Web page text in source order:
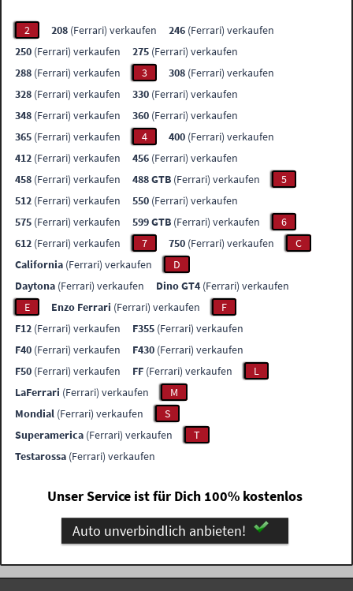
2 208 (Ferrari) verkaufen 246 (Ferrari) verkaufen
250 (Ferrari) verkaufen 275 (Ferrari) verkaufen
288 (Ferrari) verkaufen 3 308 (Ferrari) verkaufen
328 (Ferrari) verkaufen 330 (Ferrari) verkaufen
348 (Ferrari) verkaufen 360 (Ferrari) verkaufen
365 (Ferrari) verkaufen 4 400 (Ferrari) verkaufen
412 (Ferrari) verkaufen 456 (Ferrari) verkaufen
458 (Ferrari) verkaufen 488 GTB (Ferrari) verkaufen
5
512 (Ferrari) verkaufen 550 (Ferrari) verkaufen
575 (Ferrari) verkaufen 599 GTB (Ferrari) verkaufen
6
612 (Ferrari) verkaufen 7 750 (Ferrari) verkaufen
C
California (Ferrari) verkaufen
D
Daytona (Ferrari) verkaufen Dino GT4 (Ferrari) verkaufen
E
Enzo Ferrari (Ferrari) verkaufen
F
F12 (Ferrari) verkaufen F355 (Ferrari) verkaufen
F40 (Ferrari) verkaufen F430 (Ferrari) verkaufen
F50 (Ferrari) verkaufen FF (Ferrari) verkaufen
L
LaFerrari (Ferrari) verkaufen
M
Mondial (Ferrari) verkaufen
S
Superamerica (Ferrari) verkaufen
T
Testarossa (Ferrari) verkaufen
Unser Service ist für Dich 100% kostenlos
Auto unverbindlich anbieten!